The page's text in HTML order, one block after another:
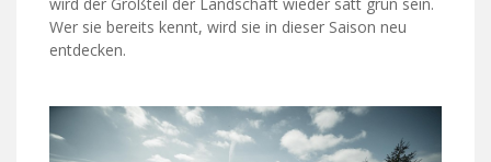
Wer sie bereits kennt, wird sie in dieser Saison neu
entdecken.